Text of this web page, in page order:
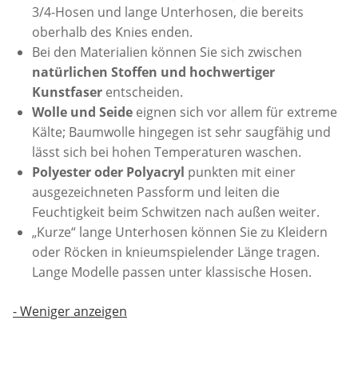
3/4-Hosen und lange Unterhosen, die bereits
oberhalb des Knies enden.
Bei den Materialien können Sie sich zwischen
natürlichen Stoffen und hochwertiger
Kunstfaser entscheiden.
Wolle und Seide eignen sich vor allem für extreme
Kälte; Baumwolle hingegen ist sehr saugfähig und
lässt sich bei hohen Temperaturen waschen.
Polyester oder Polyacryl punkten mit einer
ausgezeichneten Passform und leiten die
Feuchtigkeit beim Schwitzen nach außen weiter.
„Kurze“ lange Unterhosen können Sie zu Kleidern
oder Röcken in knieumspielender Länge tragen.
Lange Modelle passen unter klassische Hosen.
-Weniger anzeigen